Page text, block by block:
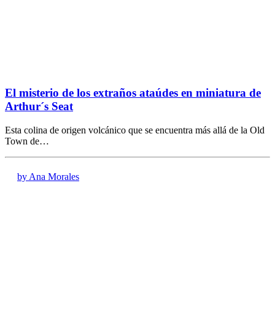
El misterio de los extraños ataúdes en miniatura de
Arthur´s Seat
Esta colina de origen volcánico que se encuentra más allá de la Old
Town de…
by Ana Morales